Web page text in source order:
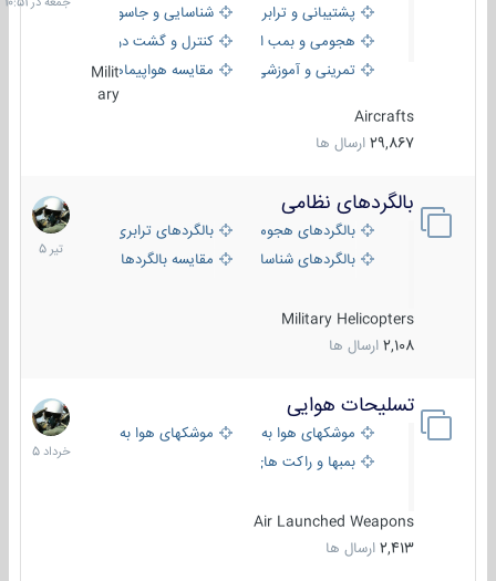
پشتیبانی و ترابری
شناسایی و جاسوسی
هجومی و بمب افکن
کنترل و گشت دریایی
تمرینی و آموزشی
مقایسه هواپیماهاMilit
ary
Aircrafts
29,867 ارسال ها
بالگردهای نظامی
بالگردهای هجومی
بالگردهای ترابری
بالگردهای شناسایی
مقایسه بالگردها
Military Helicopters
2,108 ارسال ها
22
تیر
تسلیحات هوایی
موشکهای هوا به هوا
موشکهای هوا به سطح
بمبها و راکت های هوایی
Air Launched Weapons
2,413 ارسال ها
30
خرداد
1405